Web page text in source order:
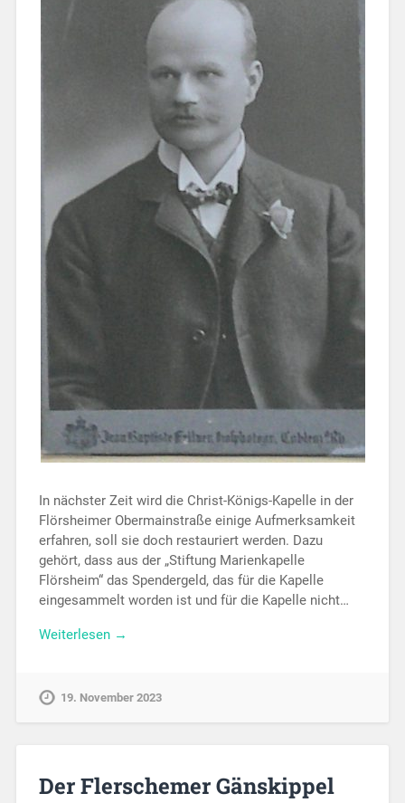
In nächster Zeit wird die Christ-Königs-Kapelle in der
Flörsheimer Obermainstraße einige Aufmerksamkeit
erfahren, soll sie doch restauriert werden. Dazu
gehört, dass aus der „Stiftung Marienkapelle
Flörsheim“ das Spendergeld, das für die Kapelle
eingesammelt worden ist und für die Kapelle nicht…
Weiterlesen →
19. November 2023
Der Flerschemer Gänskippel